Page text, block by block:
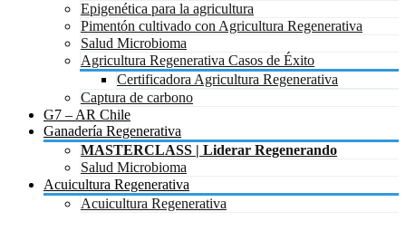
Epigenética para la agricultura
Pimentón cultivado con Agricultura Regenerativa
Salud Microbioma
Agricultura Regenerativa Casos de Éxito
Certificadora Agricultura Regenerativa
Captura de carbono
G7 – AR Chile
Ganadería Regenerativa
MASTERCLASS | Liderar Regenerando
Salud Microbioma
Acuicultura Regenerativa
Acuicultura Regenerativa